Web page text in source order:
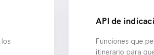
API de
Funciones que
itinerario para